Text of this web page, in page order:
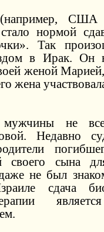
нормой
Так
в Ирак. Он
женой
жена
не
Недавно
своего сына
не был
сдача
является